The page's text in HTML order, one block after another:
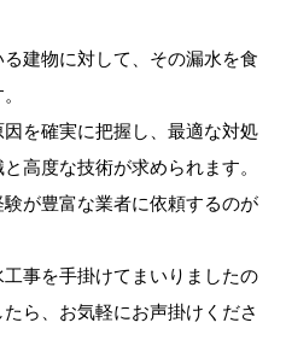
建物に対して、その漏水を食
を確実に把握し、最適な対処
高度な技術が求められます。
が豊富な業者に依頼するのが
事を手掛けてまいりましたの
ら、お気軽にお声掛けくださ